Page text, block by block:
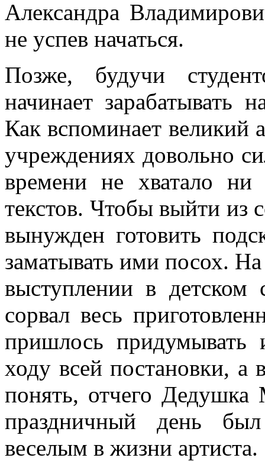
Александра
не успев начаться.
Позже, будучи
начинает зарабатывать
Как вспоминает великий
учреждениях довольно
времени не хватало
текстов. Чтобы выйти из
вынужден готовить
заматывать ими посох.
выступлении в детском
сорвал весь
пришлось придумывать
ходу всей постановки, а
понять, отчего
праздничный день
веселым в жизни артиста.